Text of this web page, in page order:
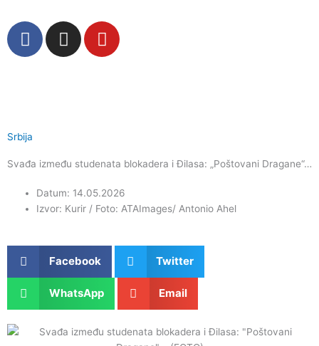
садржај
F
a
o
I
n
m
Y
o
Srbija
Svađa između studenata blokadera i Đilasa: „Poštovani Dragane“…
Datum: 14.05.2026
Izvor: Kurir / Foto: ATAImages/ Antonio Ahel
Facebook Twitter
WhatsApp Email